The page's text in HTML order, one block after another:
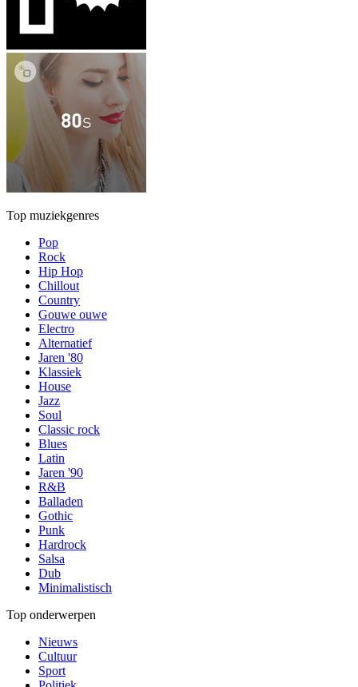
Top muziekgenres
Pop
Rock
Hip Hop
Chillout
Country
Gouwe ouwe
Electro
Alternatief
Jaren '80
Klassiek
House
Jazz
Soul
Classic rock
Blues
Latin
Jaren '90
R&B
Balladen
Gothic
Punk
Hardrock
Salsa
Dub
Minimalistisch
Top onderwerpen
Nieuws
Cultuur
Sport